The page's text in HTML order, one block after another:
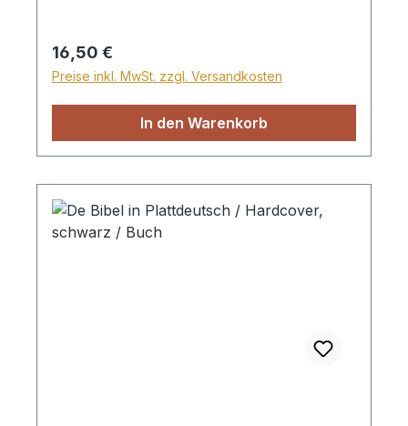
Regulärer Preis:
16,50 €
Preise inkl. MwSt. zzgl. Versandkosten
In den Warenkorb